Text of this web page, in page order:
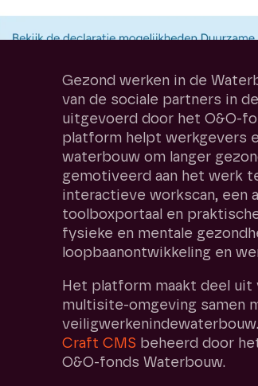
Gezond werken in de
van de sociale partners in
uitgevoerd door het O&O-
platform helpt werkgevers
waterbouw om langer
gemotiveerd aan het werk
interactieve workscan, een
toolboxportaal en
fysieke en mentale
loopbaanontwikkeling en
Het platform maakt deel uit
multisite-omgeving samen
Craft CMS beheerd door
O&O-fonds Waterbouw.